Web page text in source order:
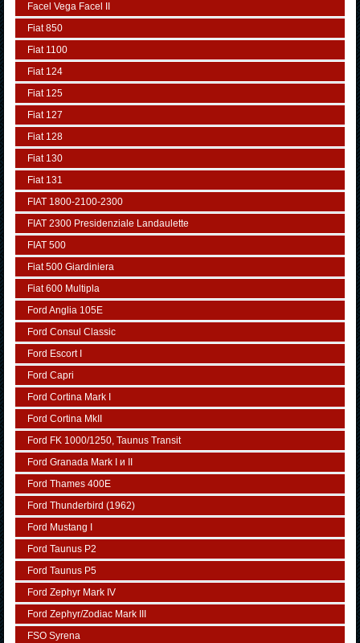
Facel Vega Facel II
Fiat 850
Fiat 1100
Fiat 124
Fiat 125
Fiat 127
Fiat 128
Fiat 130
Fiat 131
FIAT 1800-2100-2300
FIAT 2300 Presidenziale Landaulette
FIAT 500
Fiat 500 Giardiniera
Fiat 600 Multipla
Ford Anglia 105E
Ford Consul Classic
Ford Escort I
Ford Capri
Ford Cortina Mark I
Ford Cortina MkII
Ford FK 1000/1250, Taunus Transit
Ford Granada Mark I и II
Ford Thames 400E
Ford Thunderbird (1962)
Ford Mustang I
Ford Taunus P2
Ford Taunus P5
Ford Zephyr Mark IV
Ford Zephyr/Zodiac Mark III
FSO Syrena